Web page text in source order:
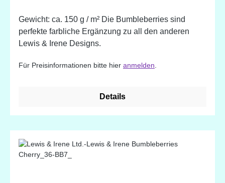
Gewicht: ca. 150 g / m² Die Bumbleberries sind
perfekte farbliche Ergänzung zu all den anderen
Lewis & Irene Designs.
Für Preisinformationen bitte hier anmelden
Details